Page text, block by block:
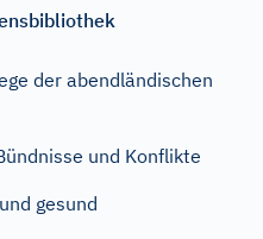
der abendländischen
und Konflikte
gesund